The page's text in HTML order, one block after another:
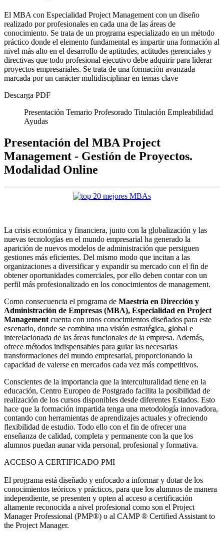
El MBA con Especialidad Project Management con un diseño
realizado por profesionales en cada una de las áreas de
conocimiento. Se trata de un programa especializado en un método
práctico donde el elemento fundamental es impartir una formación al
nivel más alto en el desarrollo de aptitudes, actitudes gerenciales y
directivas que todo profesional ejecutivo debe adquirir para liderar
proyectos empresariales. Se trata de una formación avanzada
marcada por un carácter multidisciplinar en temas clave
Descarga PDF
Presentación Temario Profesorado Titulación Empleabilidad
Ayudas
Presentación del MBA Project
Management - Gestión de Proyectos.
Modalidad Online
La crisis económica y financiera, junto con la globalización y las
nuevas tecnologías en el mundo empresarial ha generado la
aparición de nuevos modelos de administración que persiguen
gestiones más eficientes. Del mismo modo que incitan a las
organizaciones a diversificar y expandir su mercado con el fin de
obtener oportunidades comerciales, por ello deben contar con un
perfil más profesionalizado en los conocimientos de management.
Como consecuencia el programa de Maestría en Dirección y
Administración de Empresas (MBA), Especialidad en Project
Management cuenta con unos conocimientos diseñados para este
escenario, donde se combina una visión estratégica, global e
interelacionada de las áreas funcionales de la empresa. Además,
ofrece métodos indispensables para guiar las necesarias
transformaciones del mundo empresarial, proporcionando la
capacidad de valerse en mercados cada vez más competitivos.
Conscientes de la importancia que la interculturalidad tiene en la
educación, Centro Europeo de Postgrado facilita la posibilidad de
realización de los cursos disponibles desde diferentes Estados. Esto
hace que la formación impartida tenga una metodología innovadora,
contando con herramientas de aprendizajes actuales y ofreciendo
flexibilidad de estudio. Todo ello con el fin de ofrecer una
enseñanza de calidad, completa y permanente con la que los
alumnos puedan aunar vida personal, profesional y formativa.
ACCESO A CERTIFICADO PMI
El programa está diseñado y enfocado a informar y dotar de los
conocimientos teóricos y prácticos, para que los alumnos de manera
independiente, se presenten y opten al acceso a certificación
altamente reconocida a nivel profesional como son el Project
Manager Professional (PMP®) o al CAMP ® Certified Assistant to
the Project Manager.